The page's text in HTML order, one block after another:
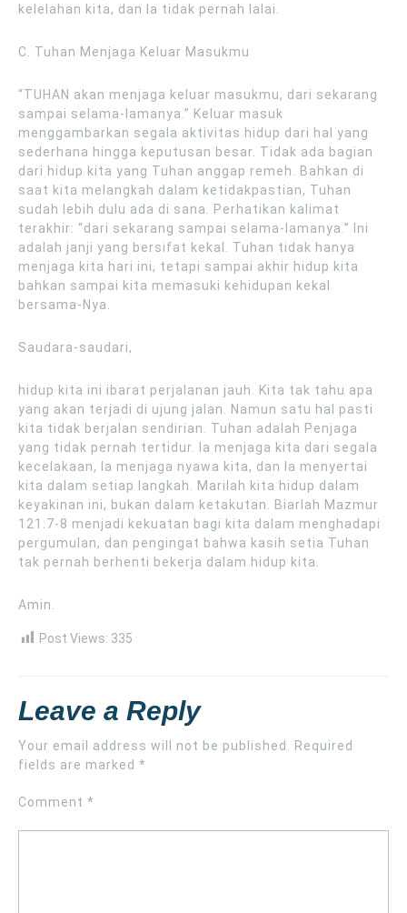
kelelahan kita, dan Ia tidak pernah lalai.
C. Tuhan Menjaga Keluar Masukmu
“TUHAN akan menjaga keluar masukmu, dari sekarang
sampai selama-lamanya.” Keluar masuk
menggambarkan segala aktivitas hidup dari hal yang
sederhana hingga keputusan besar. Tidak ada bagian
dari hidup kita yang Tuhan anggap remeh. Bahkan di
saat kita melangkah dalam ketidakpastian, Tuhan
sudah lebih dulu ada di sana. Perhatikan kalimat
terakhir: “dari sekarang sampai selama-lamanya.” Ini
adalah janji yang bersifat kekal. Tuhan tidak hanya
menjaga kita hari ini, tetapi sampai akhir hidup kita
bahkan sampai kita memasuki kehidupan kekal
bersama-Nya.
Saudara-saudari,
hidup kita ini ibarat perjalanan jauh. Kita tak tahu apa
yang akan terjadi di ujung jalan. Namun satu hal pasti
kita tidak berjalan sendirian. Tuhan adalah Penjaga
yang tidak pernah tertidur. Ia menjaga kita dari segala
kecelakaan, Ia menjaga nyawa kita, dan Ia menyertai
kita dalam setiap langkah. Marilah kita hidup dalam
keyakinan ini, bukan dalam ketakutan. Biarlah Mazmur
121:7-8 menjadi kekuatan bagi kita dalam menghadapi
pergumulan, dan pengingat bahwa kasih setia Tuhan
tak pernah berhenti bekerja dalam hidup kita.
Amin.
Post Views: 335
Leave a Reply
Your email address will not be published. Required
fields are marked *
Comment *